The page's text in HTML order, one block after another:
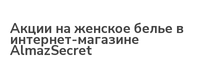
Акции на женское белье в
интернет-магазине
AlmazSecret